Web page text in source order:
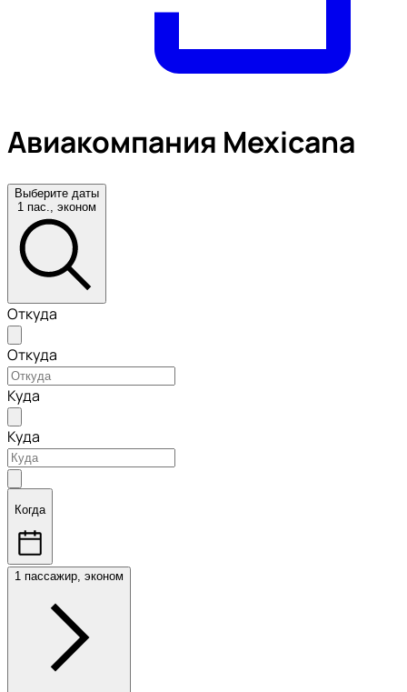
Авиакомпания Mexicana
Выберите даты
1 пас., эконом
Откуда
Откуда
Куда
Куда
Когда
1 пассажир, эконом